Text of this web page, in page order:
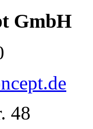
GmbH
48